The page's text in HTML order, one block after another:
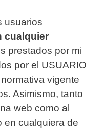
usuarios
cualquier
prestados por mi
por el USUARIO
vigente
Asimismo, tanto
web como al
en cualquiera de